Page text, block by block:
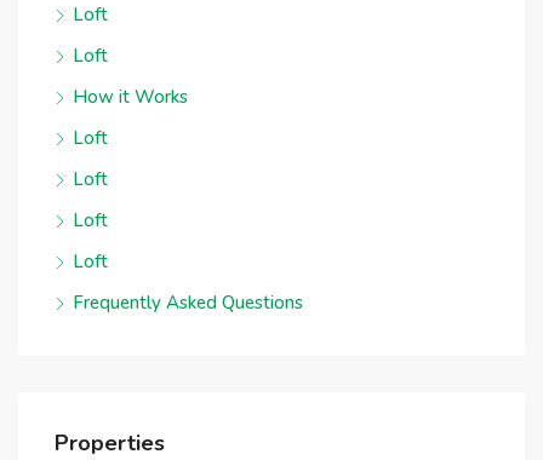
Loft
Loft
How it Works
Loft
Loft
Loft
Loft
Frequently Asked Questions
Properties